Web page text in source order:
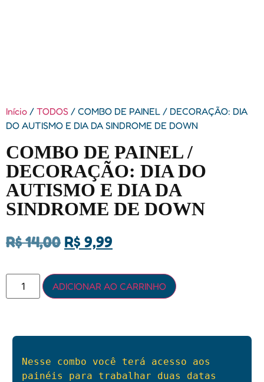
Início / TODOS / COMBO DE PAINEL / DECORAÇÃO: DIA
DO AUTISMO E DIA DA SINDROME DE DOWN
COMBO DE PAINEL /
DECORAÇÃO: DIA DO
AUTISMO E DIA DA
SINDROME DE DOWN
R$14,00 R$ 9,99
ADICIONAR AO CARRINHO
Nesse combo você terá acesso aos
painéis para trabalhar duas datas